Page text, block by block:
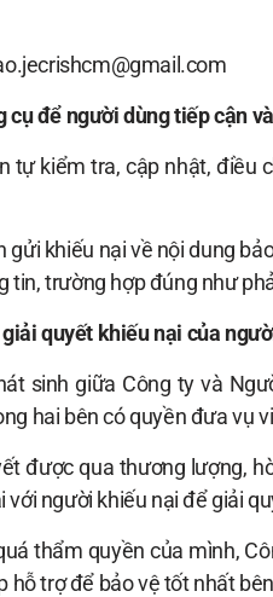
cụ để người dùng tiếp cận
tự kiểm tra, cập nhật, điều
gửi khiếu nại về nội dung
tin, trường hợp đúng như
quyết khiếu nại của
sinh giữa Công ty và
hai bên có quyền đưa vụ
được qua thương lượng,
với người khiếu nại để giải
thẩm quyền của mình,
hỗ trợ để bảo vệ tốt nhất